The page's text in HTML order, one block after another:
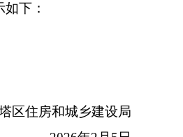
下：
住房和城乡建设局